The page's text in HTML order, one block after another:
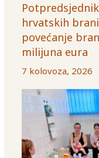
hrvatskih
povećanje
milijuna eura
7 kolovoza, 2026